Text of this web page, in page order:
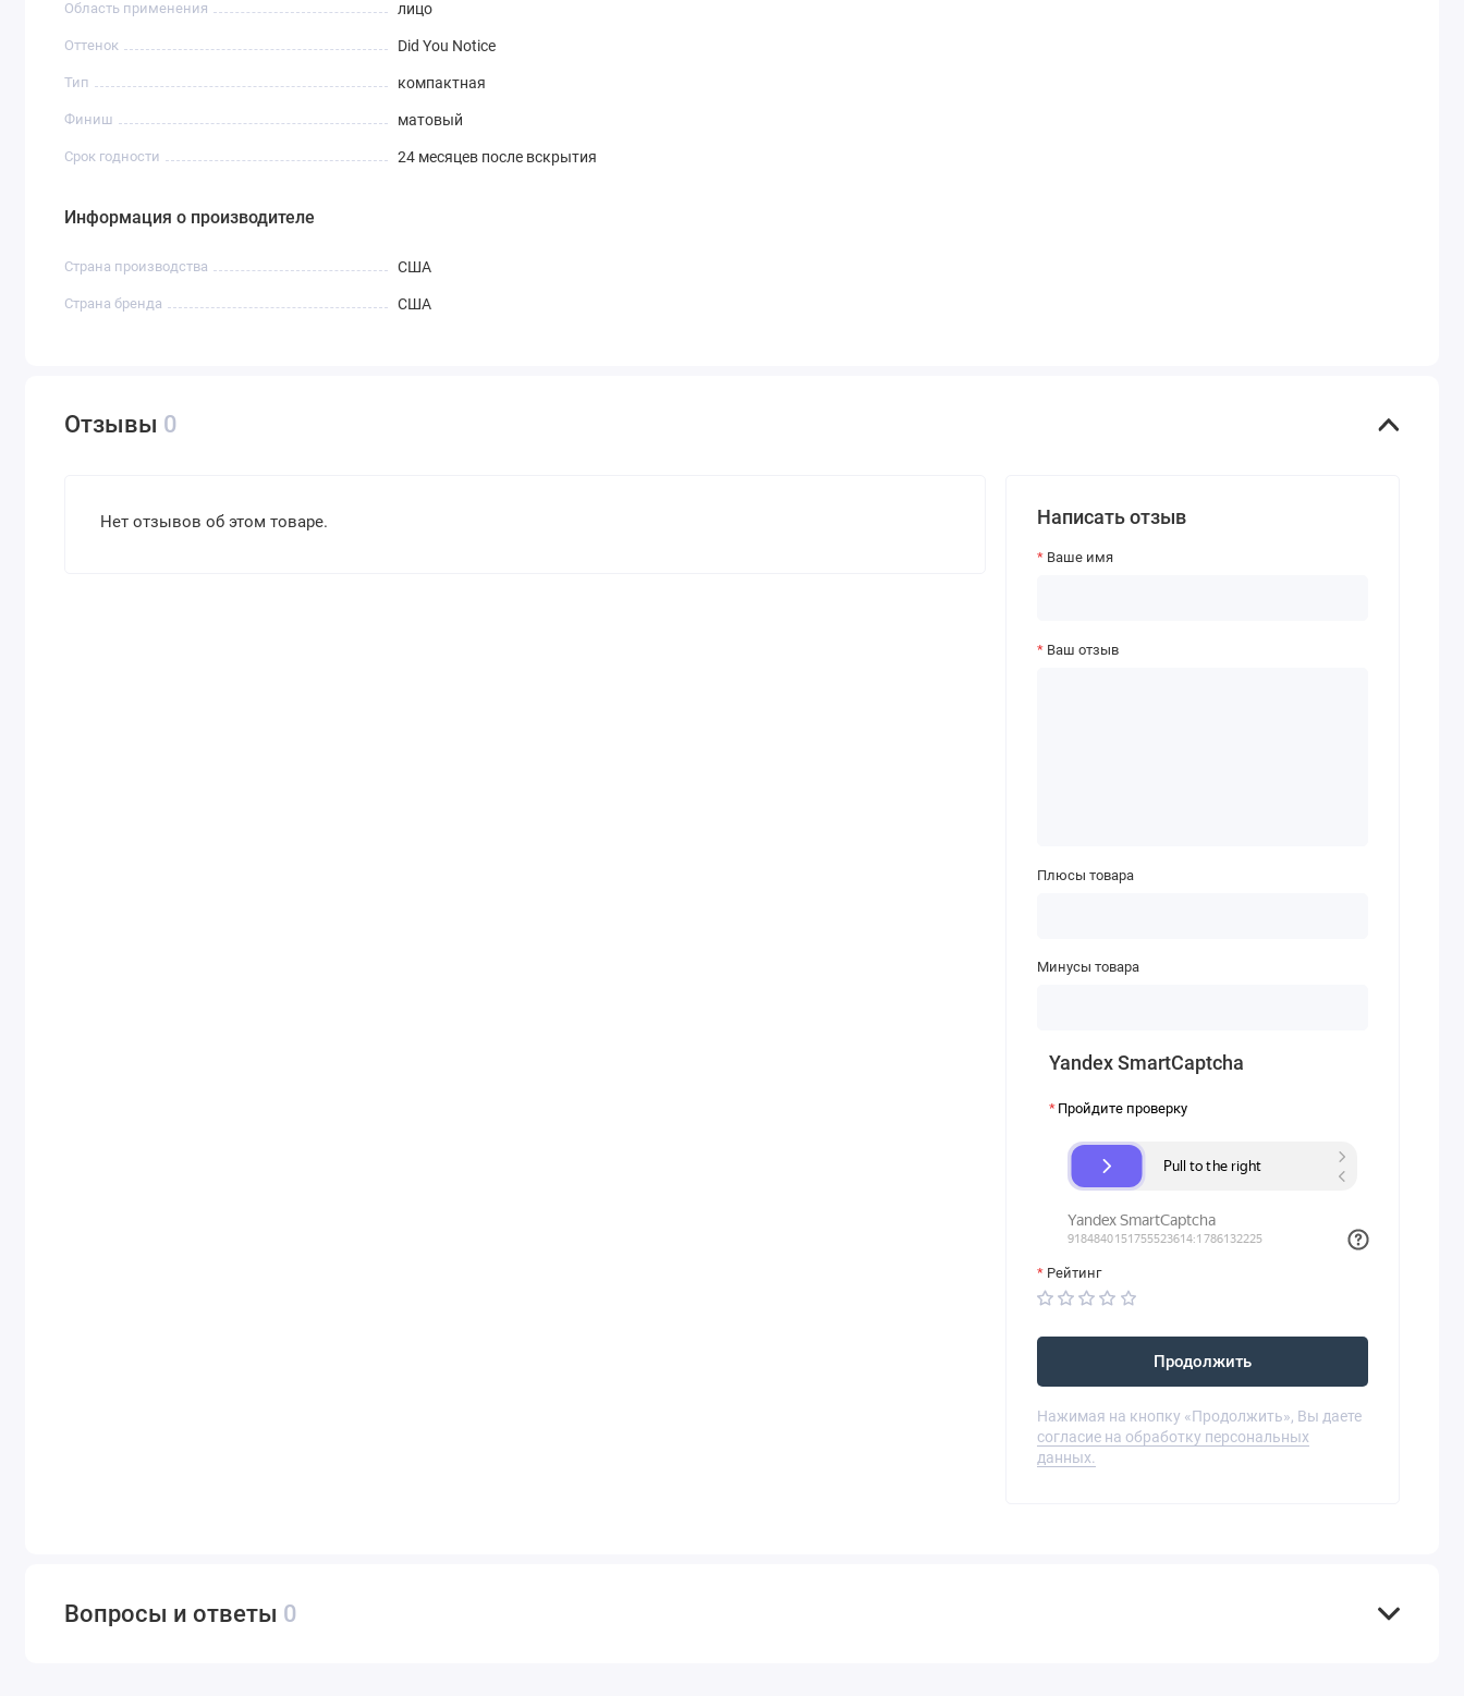
Область применения лицо
Оттенок Did You Notice
Тип компактная
Финиш матовый
Срок годности 24 месяцев после вскрытия
Информация о производителе
Страна производства США
Страна бренда США
Отзывы 0
Нет отзывов об этом товаре. Написать отзыв
Ваше имя
Ваш отзыв
Плюсы товара
Минусы товара
Yandex SmartCaptcha
Пройдите проверку
Рейтинг
Продолжить
Нажимая на кнопку «Продолжить», Вы даете
согласие на обработку персональных
данных.
Вопросы и ответы 0